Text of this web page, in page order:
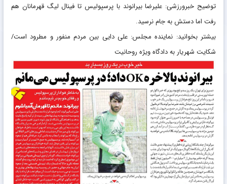
توضیح خبرورزشی: علیرضا بیرانوند با پرسپولیس تا فینال لیگ قهرمانان هم
رفت اما دستش به جام نرسید.
بیشتر بخوانید: نماینده مجلس: علی دایی بین مردم منفور و مطرود است/
شکایت شهریار به دادگاه ویژه روحانیت